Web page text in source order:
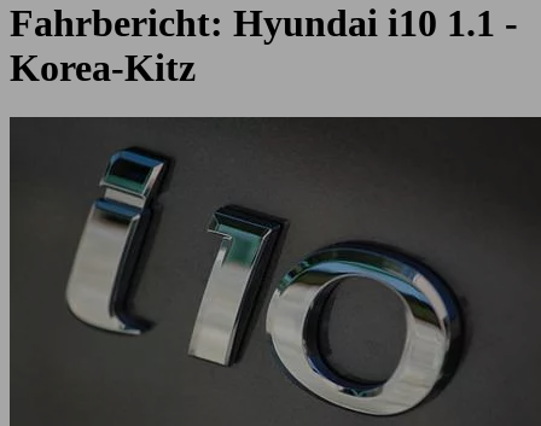
Fahrbericht: Hyundai i10 1.1 -
Korea-Kitz